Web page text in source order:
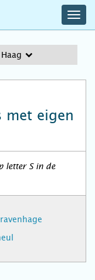
met eigen
letter S in de